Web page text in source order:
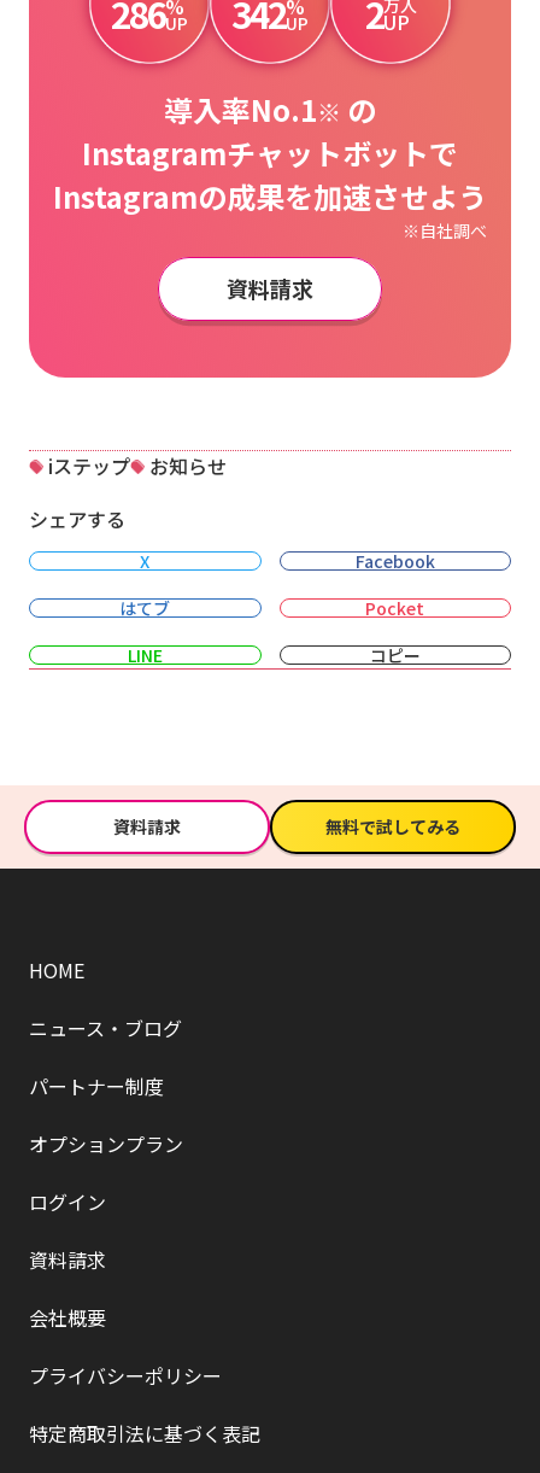
286%
UP 342%
UP 2万人
UP
導入率No.1※ の
Instagramチャットボットで
Instagramの成果を加速させよう
※自社調べ
資料請求
iステップ
お知らせ
シェアする
X
Facebook
はてブ
Pocket
LINE
コピー
資料請求 無料で試してみる
HOME
ニュース・ブログ
パートナー制度
オプションプラン
ログイン
資料請求
会社概要
プライバシーポリシー
特定商取引法に基づく表記